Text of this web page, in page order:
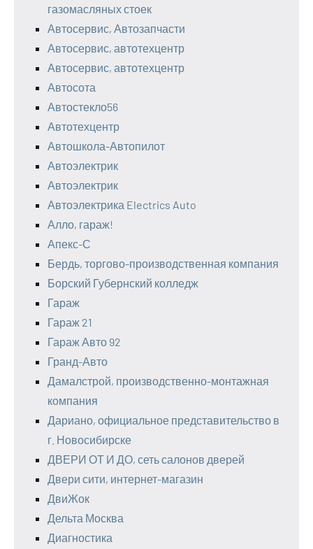
газомасляных стоек
Автосервис, Автозапчасти
Автосервис, автотехцентр
Автосервис, автотехцентр
Автосота
Автостекло56
Автотехцентр
Автошкола-Автопилот
Автоэлектрик
Автоэлектрик
Автоэлектрика Electrics Auto
Алло, гараж!
Апекс-С
Бердь, торгово-производственная компания
Борский Губернский колледж
Гараж
Гараж 21
Гараж Авто 92
Гранд-Авто
Дамалстрой, производственно-монтажная
компания
Дариано, официальное представительство в
г. Новосибирске
ДВЕРИ ОТ И ДО, сеть салонов дверей
Двери сити, интернет-магазин
ДвиЖок
Дельта Москва
Диагностика